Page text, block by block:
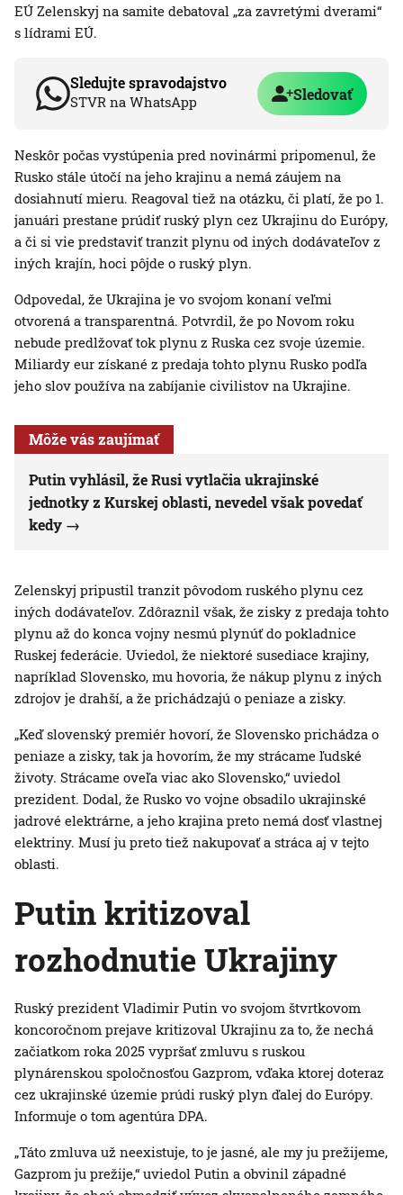
EÚ Zelenskyj na samite debatoval „za zavretými dverami“
s lídrami EÚ.
Sledujte spravodajstvo
STVR na WhatsApp Sledovať
Neskôr počas vystúpenia pred novinármi pripomenul, že
Rusko stále útočí na jeho krajinu a nemá záujem na
dosiahnutí mieru. Reagoval tiež na otázku, či platí, že po 1.
januári prestane prúdiť ruský plyn cez Ukrajinu do Európy,
a či si vie predstaviť tranzit plynu od iných dodávateľov z
iných krajín, hoci pôjde o ruský plyn.
Odpovedal, že Ukrajina je vo svojom konaní veľmi
otvorená a transparentná. Potvrdil, že po Novom roku
nebude predlžovať tok plynu z Ruska cez svoje územie.
Miliardy eur získané z predaja tohto plynu Rusko podľa
jeho slov používa na zabíjanie civilistov na Ukrajine.
Môže vás zaujímať
Putin vyhlásil, že Rusi vytlačia ukrajinské
jednotky z Kurskej oblasti, nevedel však povedať
kedy
Zelenskyj pripustil tranzit pôvodom ruského plynu cez
iných dodávateľov. Zdôraznil však, že zisky z predaja tohto
plynu až do konca vojny nesmú plynúť do pokladnice
Ruskej federácie. Uviedol, že niektoré susediace krajiny,
napríklad Slovensko, mu hovoria, že nákup plynu z iných
zdrojov je drahší, a že prichádzajú o peniaze a zisky.
„Keď slovenský premiér hovorí, že Slovensko prichádza o
peniaze a zisky, tak ja hovorím, že my strácame ľudské
životy. Strácame oveľa viac ako Slovensko,“ uviedol
prezident. Dodal, že Rusko vo vojne obsadilo ukrajinské
jadrové elektrárne, a jeho krajina preto nemá dosť vlastnej
elektriny. Musí ju preto tiež nakupovať a stráca aj v tejto
oblasti.
Putin kritizoval
rozhodnutie Ukrajiny
Ruský prezident Vladimir Putin vo svojom štvrtkovom
koncoročnom prejave kritizoval Ukrajinu za to, že nechá
začiatkom roka 2025 vypršať zmluvu s ruskou
plynárenskou spoločnosťou Gazprom, vďaka ktorej doteraz
cez ukrajinské územie prúdi ruský plyn ďalej do Európy.
Informuje o tom agentúra DPA.
„Táto zmluva už neexistuje, to je jasné, ale my ju prežijeme,
Gazprom ju prežije,“ uviedol Putin a obvinil západné